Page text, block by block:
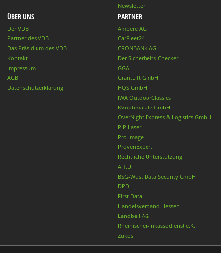
Newsletter
ÜBER UNS
Der VDB
Partner des VDB
Das Präsidium des VDB
Kontakt
Impressum
AGB
Datenschutzerklärung
PARTNER
Ampere AG
CarFleet24
CRONBANK AG
Der Sicherheits-Checker
GGA
GrantLift GmbH
HQS GmbH
IWA OutdoorClassics
KVoptimal.de GmbH
OverNight Express & Logistics GmbH
PiP Laser
Pro Image
ProvenExpert
Rechtliche Unterstützung
A.T.U.
BSG-Wüst Data Security GmbH
DPD
First Data
Handelsverband Hessen
Landbell AG
Rheinischer-Inkassodienst e.K.
Zukos